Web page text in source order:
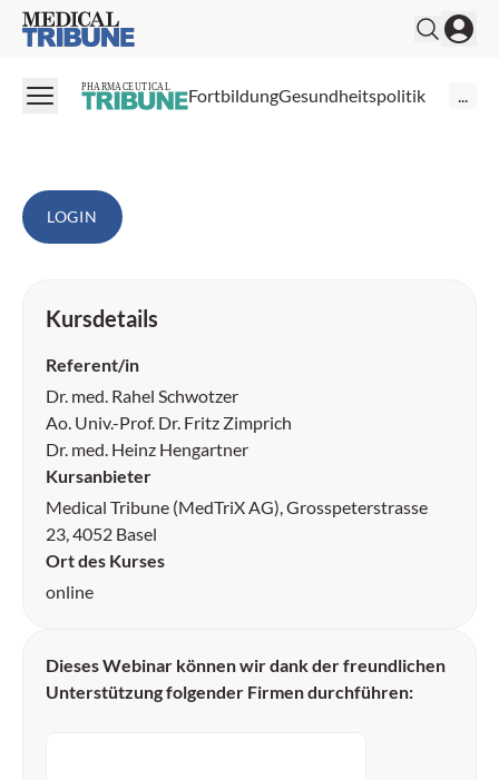
Medical Tribune
PHARMACEUTICAL FortbildungGesundheitspolitik ...
Awareness für drei seltene
Erkrankungen: hATTR-Amyloidose,
generalisierte Myasthenia gravis,
Neurofibromatose Typ 1
LOGIN
Kursdetails
Referent/in
Dr. med. Rahel Schwotzer
Ao. Univ.-Prof. Dr. Fritz Zimprich
Dr. med. Heinz Hengartner
Kursanbieter
Medical Tribune (MedTriX AG), Grosspeterstrasse
23, 4052 Basel
Ort des Kurses
online
Dieses Webinar können wir dank der freundlichen
Unterstützung folgender Firmen durchführen: